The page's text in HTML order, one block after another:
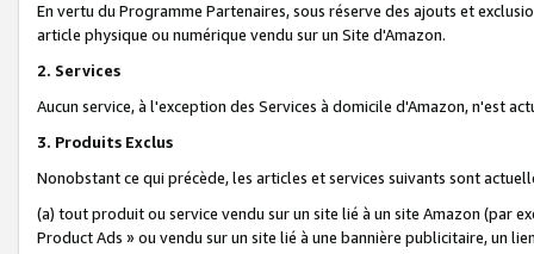
En vertu du Programme Partenaires, sous réserve des ajouts et
article physique ou numérique vendu sur un Site d'Amazon.
2. Services
Aucun service, à l'exception des Services à domicile d'Amazon, n'est
3. Produits Exclus
Nonobstant ce qui précède, les articles et services suivants sont
(a) tout produit ou service vendu sur un site lié à un site Amazon (par
Product Ads » ou vendu sur un site lié à une bannière publicitaire, un